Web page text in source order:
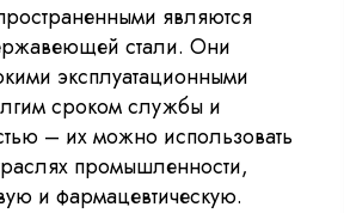
являются
стали. Они
эксплуатационными
сроком службы и
– их можно использовать
промышленности,
и фармацевтическую.